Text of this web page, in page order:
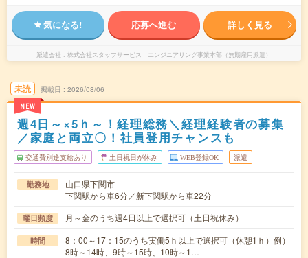
気になる! 応募へ進む 詳しく見る
派遣会社 株式会社スタッフサービス エンジニアリング事業本部（無期雇用派遣）
未読
NEW
掲載日 2026/08/06
週4日～×5ｈ～！経理総務＼経理経験者の募集
／家庭と両立〇！社員登用チャンスも
交通費別途支給あり 土日祝日が休み WEB登録OK 派遣
勤務地
山口県下関市
下関駅から車6分／新下関駅から車22分
曜日頻度 月～金のうち週4日以上で選択可（土日祝休み）
時間
8：00～17：15のうち実働5ｈ以上で選択可（休憩1ｈ）例）
8時～14時、9時～15時、10時～1…